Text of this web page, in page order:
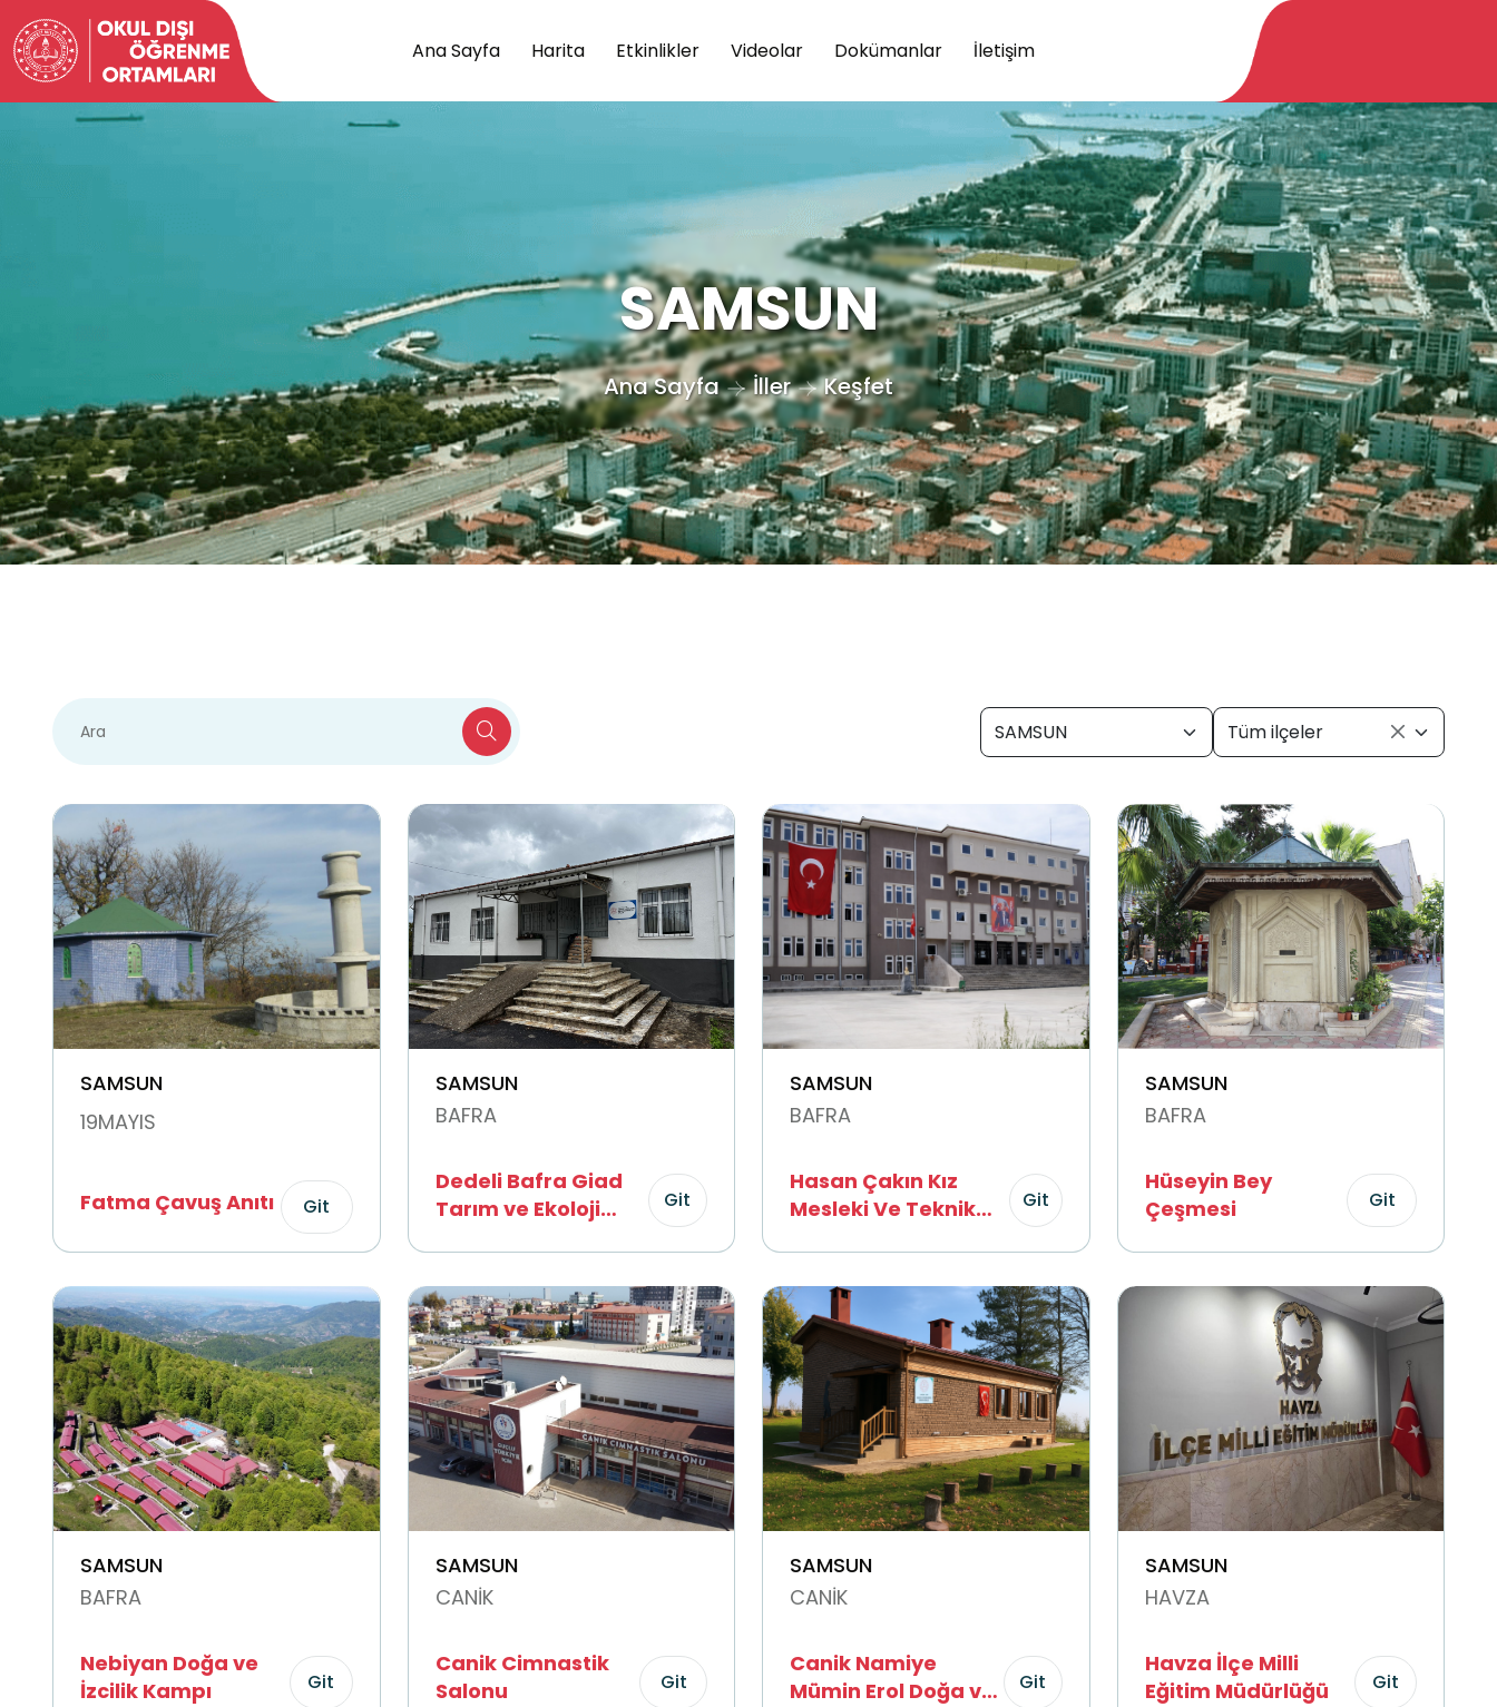
Ana Sayfa Harita Etkinlikler Videolar Dokümanlar İletişim
SAMSUN
Ana Sayfa İller Keşfet
SAMSUN Tüm ilçeler
SAMSUN
19MAYIS
Fatma Çavuş Anıtı Git
SAMSUN
BAFRA
Dedeli Bafra Giad
Tarım ve Ekoloji
Git
SAMSUN
BAFRA
Hasan Çakın Kız
Mesleki Ve Teknik
Alanı Atölyesi
Git
SAMSUN
BAFRA
Hüseyin Bey
Çeşmesi
Git
SAMSUN
BAFRA
Nebiyan Doğa ve
İzcilik Kampı
Git
SAMSUN
CANİK
Canik Cimnastik
Salonu
Git
SAMSUN
CANİK
Canik Namiye
Mümin Erol Doğa ve
Git
SAMSUN
HAVZA
Havza İlçe Milli
Eğitim Müdürlüğü
Git